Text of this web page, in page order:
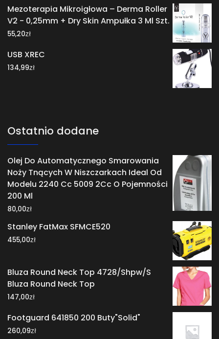
Mezoterapia Mikroigłowa – Derma Roller
V2 - 0,25mm + Dry Skin Ampułka 3 Ml Szt.
55,20zł
USB XREC
134,99zł
Ostatnio dodane
Olej Do Automatycznego Smarowania
Noży Tnących W Niszczarkach Ideal Od
Modelu 2240 Cc 5009 2Cc O Pojemności
200 Ml
80,00zł
Stanley FatMax SFMCE520
455,00zł
Bluza Round Neck Top 4728/Shpw/S
Bluza Round Neck Top
147,00zł
Footguard 641850 200 Buty"Solid"
260,09zł